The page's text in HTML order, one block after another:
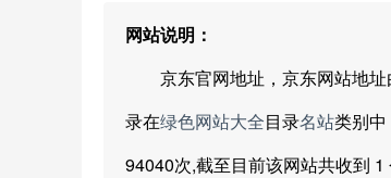
网站说明：
京东官网地址，京东网站地址
录在绿色网站大全目录名站类别
94040次,截至目前该网站共收到